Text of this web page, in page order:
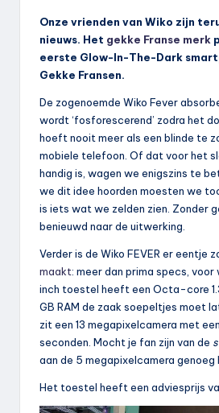
Onze vrienden van Wiko zijn
nieuws. Het gekke Franse merk
eerste Glow-In-The-Dark
Gekke Fransen.
De zogenoemde Wiko Fever
wordt ‘fosforescerend’ zodra het
hoeft nooit meer als een blinde te
mobiele telefoon. Of dat voor het
handig is, wagen we enigszins te
we dit idee hoorden moesten we
is iets wat we zelden zien. Zonder
benieuwd naar de uitwerking.
Verder is de Wiko FEVER er eentje
maakt: meer dan prima specs, voor
inch toestel heeft een Octa-core
GB RAM de zaak soepeltjes moet
zit een 13 megapixelcamera met
seconden. Mocht je fan zijn van de
aan de 5 megapixelcamera genoeg
Het toestel heeft een adviesprijs